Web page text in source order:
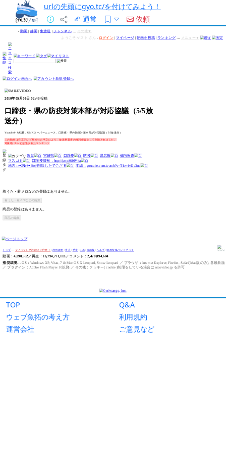
urlの先頭にgyo.tc/を付けてみよう！
通常
依頼
TOP
Q&A
ウェブ魚拓の考え方
利用規約
運営会社
ご意見など